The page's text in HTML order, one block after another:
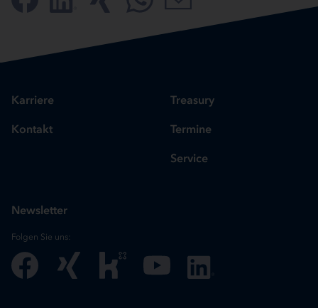
Karriere
Kontakt
Treasury
Termine
Service
Newsletter
Folgen Sie uns: